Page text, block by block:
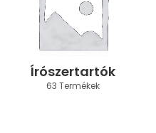
Írószertartók
63 Termékek